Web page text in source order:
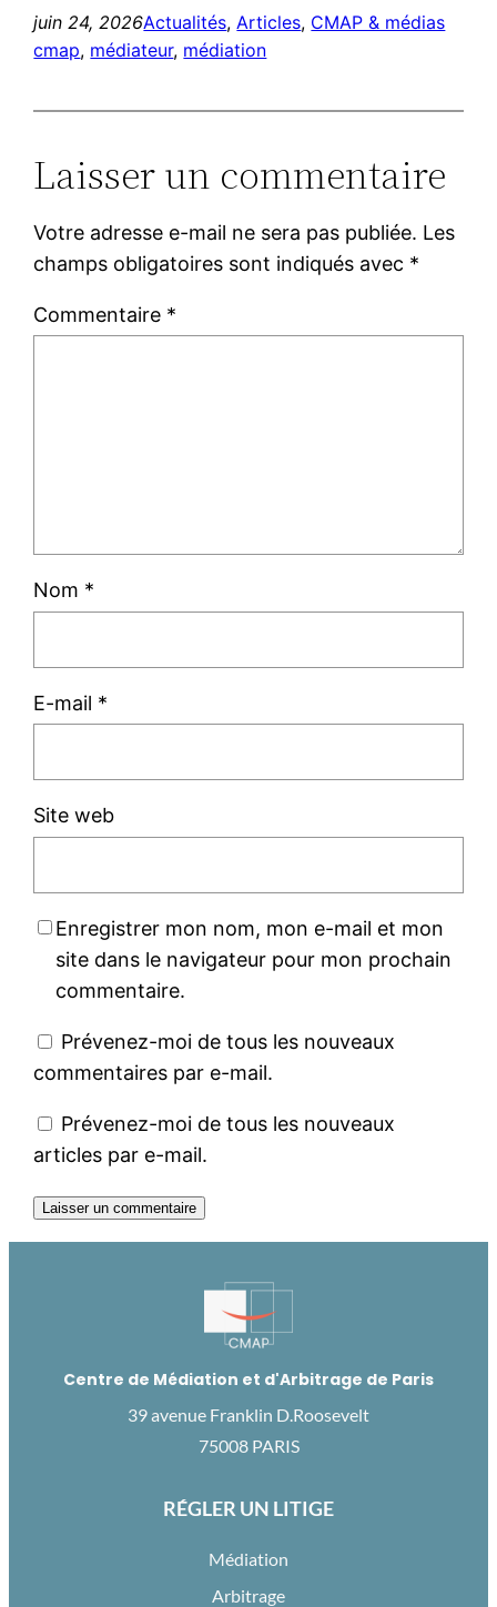
juin 24, 2026Actualités, Articles, CMAP & médias
cmap, médiateur, médiation
Laisser un commentaire
Votre adresse e-mail ne sera pas publiée. Les
champs obligatoires sont indiqués avec *
Commentaire *
Nom *
E-mail *
Site web
Enregistrer mon nom, mon e-mail et mon
site dans le navigateur pour mon prochain
commentaire.
Prévenez-moi de tous les nouveaux
commentaires par e-mail.
Prévenez-moi de tous les nouveaux
articles par e-mail.
Centre de Médiation et d'Arbitrage de Paris
39 avenue Franklin D.Roosevelt
75008 PARIS
RÉGLER UN LITIGE
Médiation
Arbitrage